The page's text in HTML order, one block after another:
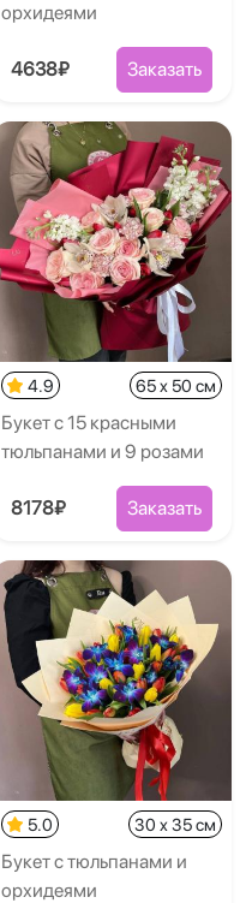
орхидеями
4638₽ Заказать
4.9 65 x 50 см
Букет с 15 красными
тюльпанами и 9 розами
8178₽ Заказать
5.0 30 x 35 см
Букет с тюльпанами и
орхидеями